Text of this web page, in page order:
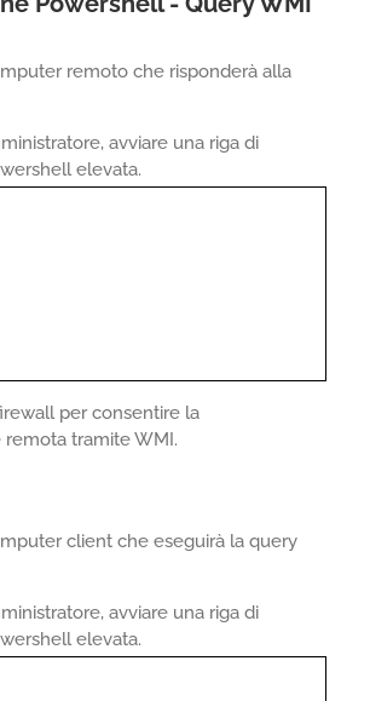
remoto che risponderà alla
avviare una riga di
elevata.
per consentire la
tramite WMI.
client che eseguirà la query
avviare una riga di
elevata.